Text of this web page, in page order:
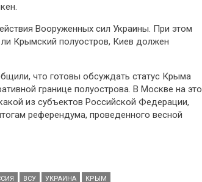
Вооруженных сил Украины. При этом
Крымский полуостров, Киев должен
что готовы обсуждать статус Крыма
границе полуострова. В Москве на это
из субъектов Российской Федерации,
референдума, проведенного весной
ВСУ УКРАИНА КРЫМ